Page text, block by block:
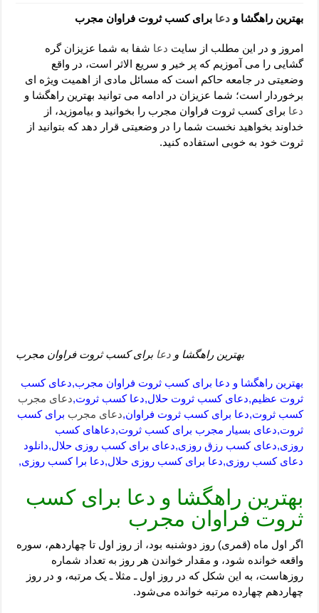
لا حول ولا قوة الا بالله برای چشم زخم – دعای چشم زخم ماشاالله
دعای قوی رفع ترس – دعای مجرب برای آرامش قلب و رفع اضطراب
دعا برای پولدار شدن در یک روز – دعای ثروت حضرت سلیمان
بهترین راهگشا ودعا برای کسب ثروت فراوان مجرب
امروز و در این مطلب از سایت دعا شفا به شما عزیزان گره
گشایی را می آموزیم که پر خیر و سریع الاثر است، در واقع
وضعیتی در جامعه حاکم است که مسائل مادی از اهمیت ویژه ای
برخوردار است؛ شما عزیزان در ادامه می توانید بهترین راهگشا و
دعا برای کسب ثروت فراوان مجرب را بخوانید و بیاموزید، از
خداوند بخواهید نخست شما را در وضعیتی قرار دهد که بتوانید از
ثروت خود به خوبی استفاده کنید.
بهترین راهگشا و دعا برای کسب ثروت فراوان مجرب
بهترین راهگشا و دعا برای کسب ثروت فراوان مجرب,دعای کسب
ثروت عظیم,دعای کسب ثروت حلال,دعا کسب ثروت,دعای مجرب
کسب ثروت,دعا برای کسب ثروت فراوان,دعای مجرب برای کسب
ثروت,دعای بسیار مجرب برای کسب ثروت,دعاهای کسب
روزی,دعای کسب رزق روزی,دعای برای کسب روزی حلال,دانلود
دعای کسب روزی,دعا برای کسب روزی حلال,دعا برا کسب روزی,
بهترین راهگشا و دعا برای کسب
ثروت فراوان مجرب
اگر اول ماه (قمری) روز دوشنبه بود، از روز اول تا چهاردهم، سوره
واقعه خوانده شود، و مقدار خواندن هر روز به تعداد شماره
روزهاست، به این شکل که در روز اول ـ مثلا ـ یک مرتبه، و در روز
چهاردهم چهارده مرتبه خوانده می‌شود.